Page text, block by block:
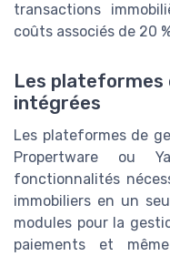
transactions
coûts associés de 20
Les plateformes
intégrées
Les plateformes de
Propertware ou
fonctionnalités
immobiliers en un
modules pour la
paiements et